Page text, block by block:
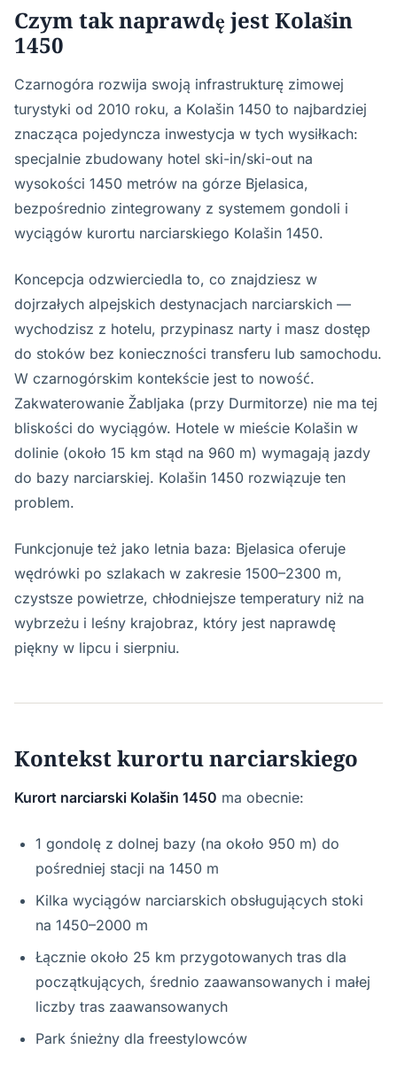
Czym tak naprawdę jest Kolašin
1450
Czarnogóra rozwija swoją infrastrukturę zimowej
turystyki od 2010 roku, a Kolašin 1450 to najbardziej
znacząca pojedyncza inwestycja w tych wysiłkach:
specjalnie zbudowany hotel ski-in/ski-out na
wysokości 1450 metrów na górze Bjelasica,
bezpośrednio zintegrowany z systemem gondoli i
wyciągów kurortu narciarskiego Kolašin 1450.
Koncepcja odzwierciedla to, co znajdziesz w
dojrzałych alpejskich destynacjach narciarskich —
wychodzisz z hotelu, przypinasz narty i masz dostęp
do stoków bez konieczności transferu lub samochodu.
W czarnogórskim kontekście jest to nowość.
Zakwaterowanie Žabljaka (przy Durmitorze) nie ma tej
bliskości do wyciągów. Hotele w mieście Kolašin w
dolinie (około 15 km stąd na 960 m) wymagają jazdy
do bazy narciarskiej. Kolašin 1450 rozwiązuje ten
problem.
Funkcjonuje też jako letnia baza: Bjelasica oferuje
wędrówki po szlakach w zakresie 1500–2300 m,
czystsze powietrze, chłodniejsze temperatury niż na
wybrzeżu i leśny krajobraz, który jest naprawdę
piękny w lipcu i sierpniu.
Kontekst kurortu narciarskiego
Kurort narciarski Kolašin 1450 ma obecnie:
1 gondolę z dolnej bazy (na około 950 m) do
pośredniej stacji na 1450 m
Kilka wyciągów narciarskich obsługujących stoki
na 1450–2000 m
Łącznie około 25 km przygotowanych tras dla
początkujących, średnio zaawansowanych i małej
liczby tras zaawansowanych
Park śnieżny dla freestylowców